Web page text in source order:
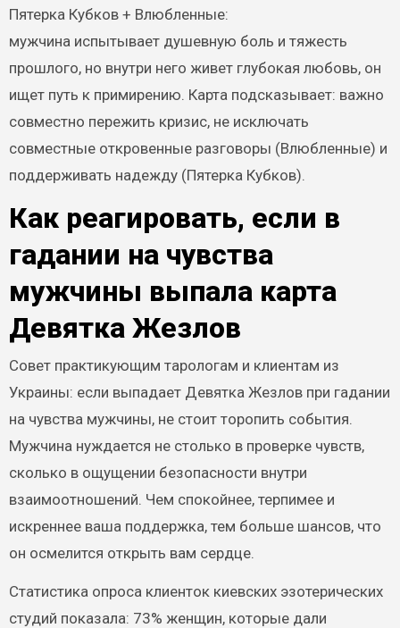
Пятерка Кубков + Влюбленные:
мужчина испытывает душевную боль и тяжесть
прошлого, но внутри него живет глубокая любовь, он
ищет путь к примирению. Карта подсказывает: важно
совместно пережить кризис, не исключать
совместные откровенные разговоры (Влюбленные) и
поддерживать надежду (Пятерка Кубков).
Как реагировать, если в
гадании на чувства
мужчины выпала карта
Девятка Жезлов
Совет практикующим тарологам и клиентам из
Украины: если выпадает Девятка Жезлов при гадании
на чувства мужчины, не стоит торопить события.
Мужчина нуждается не столько в проверке чувств,
сколько в ощущении безопасности внутри
взаимоотношений. Чем спокойнее, терпимее и
искреннее ваша поддержка, тем больше шансов, что
он осмелится открыть вам сердце.
Статистика опроса клиенток киевских эзотерических
студий показала: 73% женщин, которые дали